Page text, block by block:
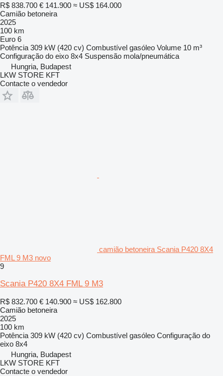
R$ 838.700 € 141.900 ≈ US$ 164.000
Camião betoneira
2025
100 km
Euro 6
Potência 309 kW (420 cv) Combustível gasóleo Volume 10 m³
Configuração do eixo 8x4 Suspensão mola/pneumática
Hungria, Budapest
LKW STORE KFT
Contacte o vendedor
camião betoneira Scania P420 8X4
FML 9 M3 novo
9
Scania P420 8X4 FML 9 M3
R$ 832.700 € 140.900 ≈ US$ 162.800
Camião betoneira
2025
100 km
Potência 309 kW (420 cv) Combustível gasóleo Configuração do
eixo 8x4
Hungria, Budapest
LKW STORE KFT
Contacte o vendedor